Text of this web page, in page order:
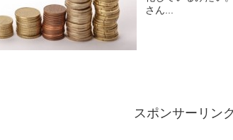
さん...
スポンサーリンク